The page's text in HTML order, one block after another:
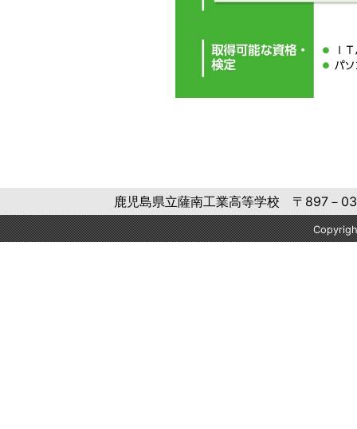
鹿児島県立薩南工業高等学校 〒897